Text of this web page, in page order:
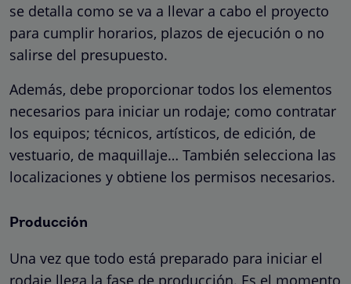
se detalla como se va a llevar a cabo el proyecto
para cumplir horarios, plazos de ejecución o no
salirse del presupuesto.
Además, debe proporcionar todos los elementos
necesarios para iniciar un rodaje; como contratar
los equipos; técnicos, artísticos, de edición, de
vestuario, de maquillaje… También selecciona las
localizaciones y obtiene los permisos necesarios.
Producción
Una vez que todo está preparado para iniciar el
rodaje llega la fase de producción. Es el momento